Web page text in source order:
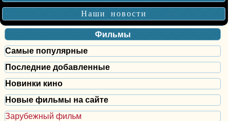
Наши новости
Фильмы
Самые популярные
Последние добавленные
Новинки кино
Новые фильмы на сайте
Зарубежный фильм